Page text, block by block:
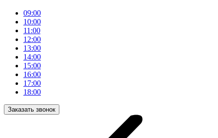
09:00
10:00
11:00
12:00
13:00
14:00
15:00
16:00
17:00
18:00
Заказать звонок